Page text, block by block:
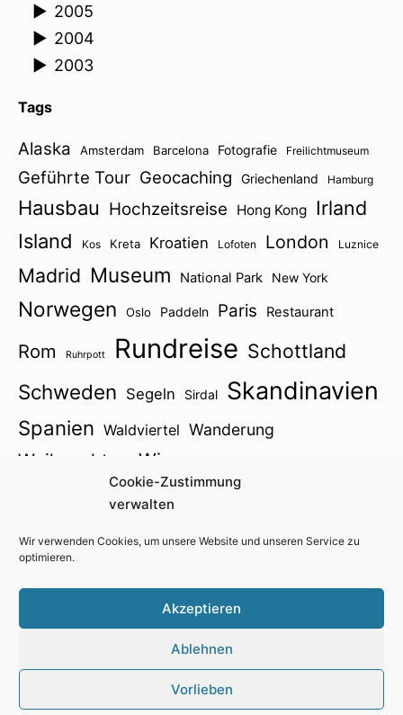
Cookie-Zustimmung
verwalten
Wir verwenden Cookies, um unsere Website und unseren Service zu
optimieren.
Akzeptieren
Ablehnen
Vorlieben
► 2005
► 2004
► 2003
Tags
Alaska Amsterdam Barcelona Fotografie Freilichtmuseum
Geführte Tour Geocaching Griechenland Hamburg
Hausbau Hochzeitsreise Hong Kong Irland
Island
Kos Kreta Kroatien Lofoten London Luznice
Madrid Museum National Park New York
Norwegen Oslo Paddeln Paris Restaurant
Rom Ruhrpott Rundreise Schottland
Schweden Segeln Sirdal Skandinavien
Spanien Waldviertel Wanderung
Weihnachten Wien
Österreich2021
Kontakt Cookie-Richtlinie (EU)
Datenschutzerklärung